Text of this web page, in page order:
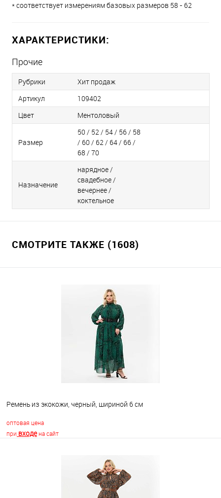
* соответствует измерениям базовых размеров 58 - 62
ХАРАКТЕРИСТИКИ:
Прочие
Рубрики
Хит продаж
Артикул
109402
Цвет
Ментоловый
Размер
50 / 52 / 54 / 56 / 58
/ 60 / 62 / 64 / 66 /
68 / 70
Назначение
нарядное /
свадебное /
вечернее /
коктельное
СМОТРИТЕ ТАКЖЕ (1608)
Ремень из экокожи, черный, шириной 6 см
оптовая цена
при входена сайт
В корзину